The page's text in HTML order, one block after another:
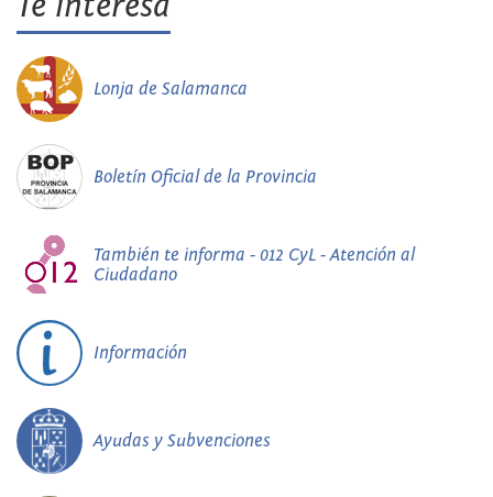
Lonja de Salamanca
Boletín Oficial de la Provincia
También te informa - 012 CyL - Atención al
Ciudadano
Información
Ayudas y Subvenciones